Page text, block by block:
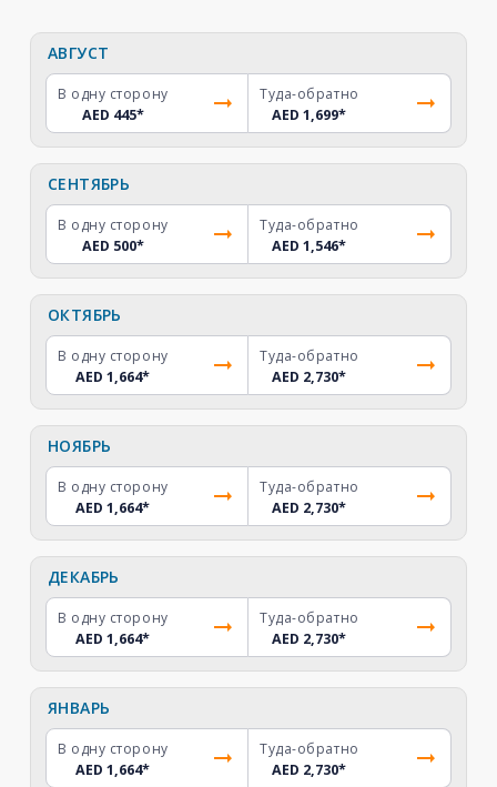
АВГУСТ
В одну сторону
AED 445*
Туда-обратно
AED 1,699*
СЕНТЯБРЬ
В одну сторону
AED 500*
Туда-обратно
AED 1,546*
ОКТЯБРЬ
В одну сторону
AED 1,664*
Туда-обратно
AED 2,730*
НОЯБРЬ
В одну сторону
AED 1,664*
Туда-обратно
AED 2,730*
ДЕКАБРЬ
В одну сторону
AED 1,664*
Туда-обратно
AED 2,730*
ЯНВАРЬ
В одну сторону
AED 1,664*
Туда-обратно
AED 2,730*